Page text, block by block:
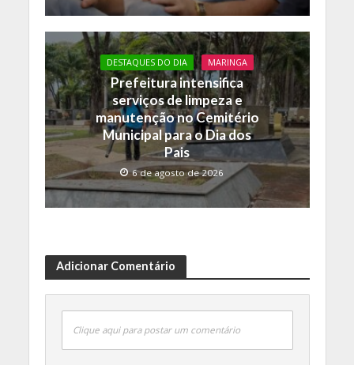
DESTAQUES DO DIA MARINGA
Prefeitura intensifica
serviços de limpeza e
manutenção no Cemitério
Municipal para o Dia dos
Pais
6 de agosto de 2026
Adicionar Comentário
Clique aqui para postar um comentário